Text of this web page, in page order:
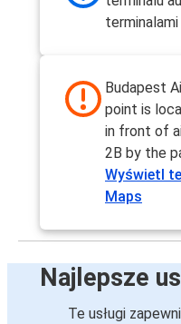
terminalami
Budapest
point is
in front of
2B by the
Wyświetl
Maps
Najlepsze
Te usługi